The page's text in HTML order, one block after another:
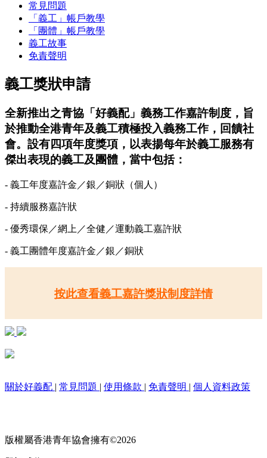
常見問題
「義工」帳戶教學
「團體」帳戶教學
義工故事
免責聲明
義工獎狀申請
全新推出之青協「好義配」義務工作嘉許制度，旨
於推動全港青年及義工積極投入義務工作，回饋社
會。設有四項年度獎項，以表揚每年於義工服務有
傑出表現的義工及團體，當中包括：
- 義工年度嘉許金／銀／銅狀（個人）
- 持續服務嘉許狀
- 優秀環保／網上／全健／運動義工嘉許狀
- 義工團體年度嘉許金／銀／銅狀
按此查看義工嘉許獎狀制度詳情
關於好義配 | 常見問題 | 使用條款 | 免責聲明 | 個人資料政策
版權屬香港青年協會擁有©2026